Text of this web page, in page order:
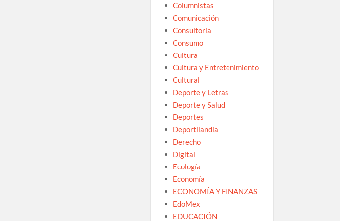
Columnistas
Comunicación
Consultoría
Consumo
Cultura
Cultura y Entretenimiento
Cultural
Deporte y Letras
Deporte y Salud
Deportes
Deportilandia
Derecho
Digital
Ecología
Economía
ECONOMÍA Y FINANZAS
EdoMex
EDUCACIÓN